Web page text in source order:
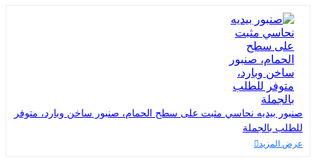
صنبور بيديه نحاسي مثبت على سطح الحمام، صنبور ساخن وبارد، متوفر
للطلب بالجملة
عرض المزيد